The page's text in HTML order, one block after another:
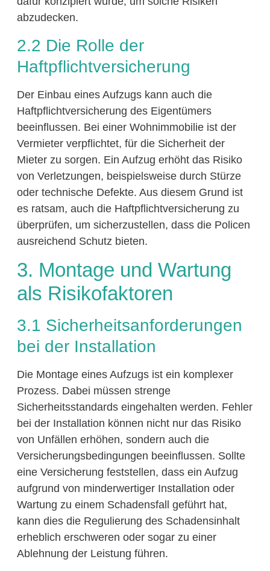
abzudecken.
2.2 Die Rolle der
Haftpflichtversicherung
Der Einbau eines Aufzugs kann auch die
Haftpflichtversicherung des Eigentümers
beeinflussen. Bei einer Wohnimmobilie ist der
Vermieter verpflichtet, für die Sicherheit der
Mieter zu sorgen. Ein Aufzug erhöht das Risiko
von Verletzungen, beispielsweise durch Stürze
oder technische Defekte. Aus diesem Grund ist
es ratsam, auch die Haftpflichtversicherung zu
überprüfen, um sicherzustellen, dass die Policen
ausreichend Schutz bieten.
3. Montage und Wartung
als Risikofaktoren
3.1 Sicherheitsanforderungen
bei der Installation
Die Montage eines Aufzugs ist ein komplexer
Prozess. Dabei müssen strenge
Sicherheitsstandards eingehalten werden. Fehler
bei der Installation können nicht nur das Risiko
von Unfällen erhöhen, sondern auch die
Versicherungsbedingungen beeinflussen. Sollte
eine Versicherung feststellen, dass ein Aufzug
aufgrund von minderwertiger Installation oder
Wartung zu einem Schadensfall geführt hat,
kann dies die Regulierung des Schadensinhalt
erheblich erschweren oder sogar zu einer
Ablehnung der Leistung führen.